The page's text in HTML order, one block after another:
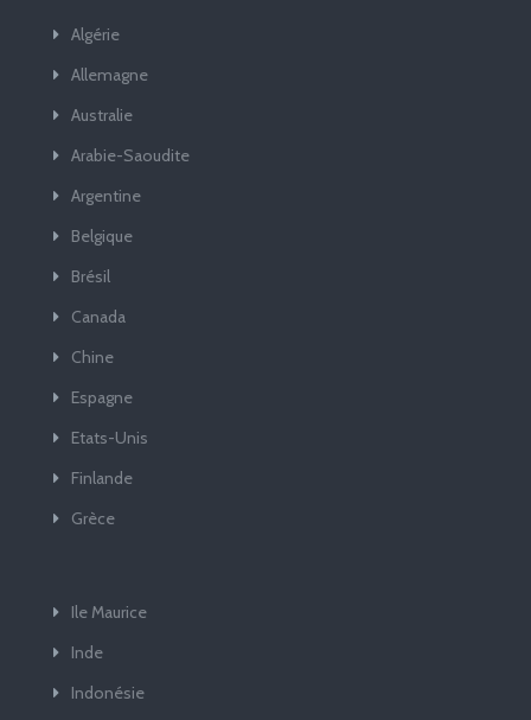
Algérie
Allemagne
Australie
Arabie-Saoudite
Argentine
Belgique
Brésil
Canada
Chine
Espagne
Etats-Unis
Finlande
Grèce
Ile Maurice
Inde
Indonésie